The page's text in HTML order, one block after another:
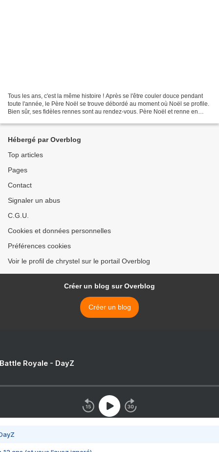
Tous les ans, c'est la même histoire ! Après se l'être couler douce pendant
toute l'année, le Père Noël se trouve débordé au moment où Noël se profile.
Bien sûr, ses fidèles rennes sont au rendez-vous. Père Noël et renne en
Hébergé par Overblog
Top articles
Pages
Contact
Signaler un abus
C.G.U.
Cookies et données personnelles
Préférences cookies
Voir le profil de chrystel sur le portail Overblog
Créer un blog sur Overblog
Créer un blog
Royale - DayZ